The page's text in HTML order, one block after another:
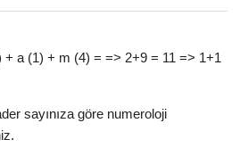
+ a (1) + m (4) = => 2+9 = 11 => 1+1
sayınıza göre numeroloji